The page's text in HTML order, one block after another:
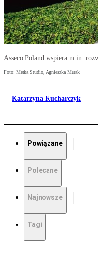
Asseco Poland wspiera m.in.
Foto: Metka Studio, Agnieszka Murak
Katarzyna Kucharczyk
Powiązane
Polecane
Najnowsze
Tagi